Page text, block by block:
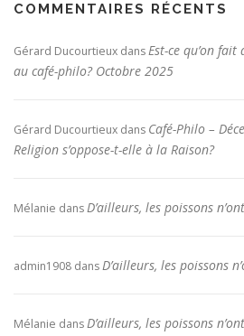
COMMENTAIRES RÉCENTS
Gérard Ducourtieux dansEst-ce qu’on
au café-philo? Octobre 2025
Gérard Ducourtieux dans Café-Philo –
Religion s’oppose-t-elle à la Raison?
Mélanie dansD’ailleurs, les poissons
admin1908 dansD’ailleurs, les poissons
Mélanie dansD’ailleurs, les poissons